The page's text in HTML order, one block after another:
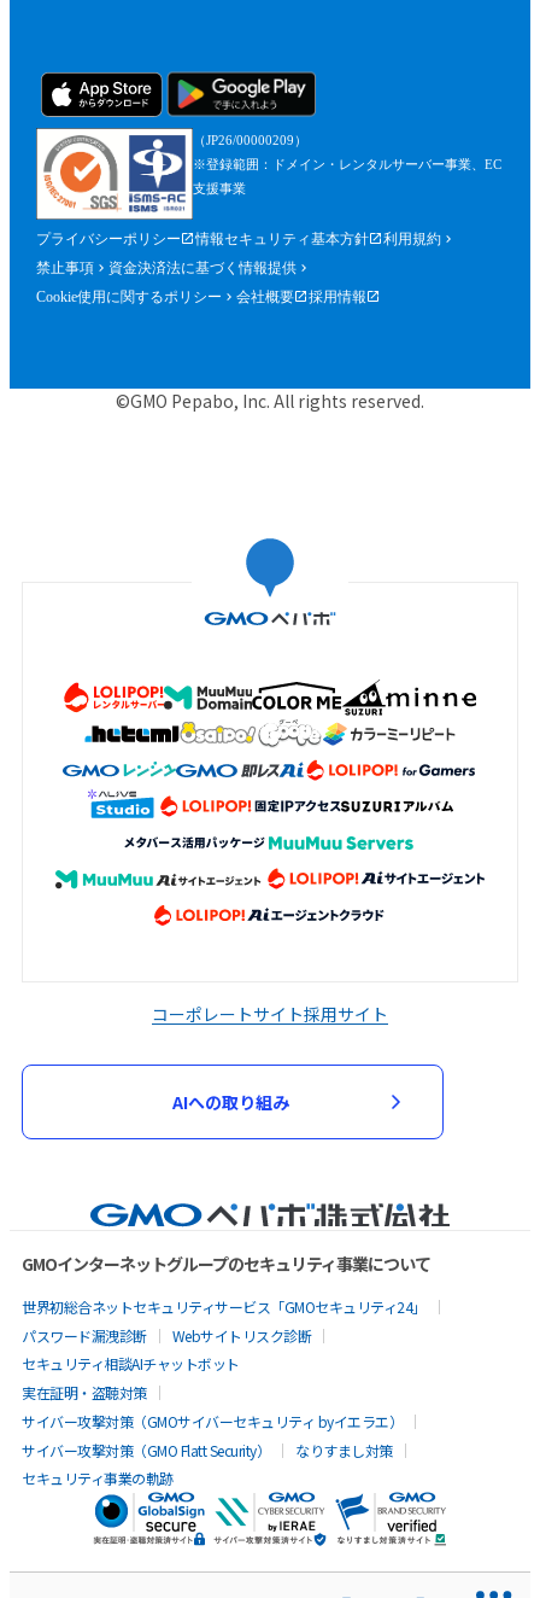
（JP26/00000209）
※登録範囲：ドメイン・レンタルサーバー事業、EC
支援事業
プライバシーポリシー 情報セキュリティ基本方針
利用規約
禁止事項
資金決済法に基づく情報提供
Cookie使用に関するポリシー
会社概要 採用情報
©GMO Pepabo, Inc. All rights reserved.
コーポレートサイト採用サイト
AIへの取り組み
GMOインターネットグループのセキュリティ事業について
世界初総合ネットセキュリティサービス「GMOセキュリティ24」
パスワード漏洩診断
Webサイトリスク診断
セキュリティ相談AIチャットボット
実在証明・盗聴対策
サイバー攻撃対策（GMOサイバーセキュリティ byイエラエ）
サイバー攻撃対策（GMO Flatt Security）
なりすまし対策
セキュリティ事業の軌跡